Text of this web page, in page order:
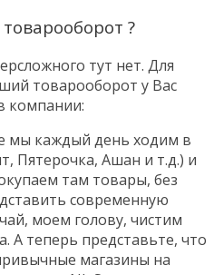
?
тут нет. Для
товарооборот у Вас
компании:
мы каждый день ходим в
Пятерочка, Ашан и т.д.) и
там товары, без
современную
моем голову, чистим
А теперь представьте, что
магазины на